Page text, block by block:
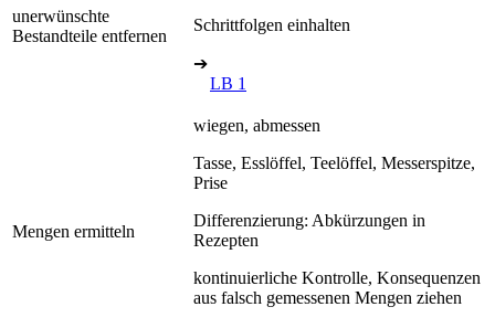
unerwünschte
Bestandteile entfernen
Schrittfolgen einhalten
➔
LB 1
Mengen ermitteln
wiegen, abmessen
Tasse, Esslöffel, Teelöffel, Messerspitze,
Prise
Differenzierung: Abkürzungen in
Rezepten
kontinuierliche Kontrolle, Konsequenzen
aus falsch gemessenen Mengen ziehen